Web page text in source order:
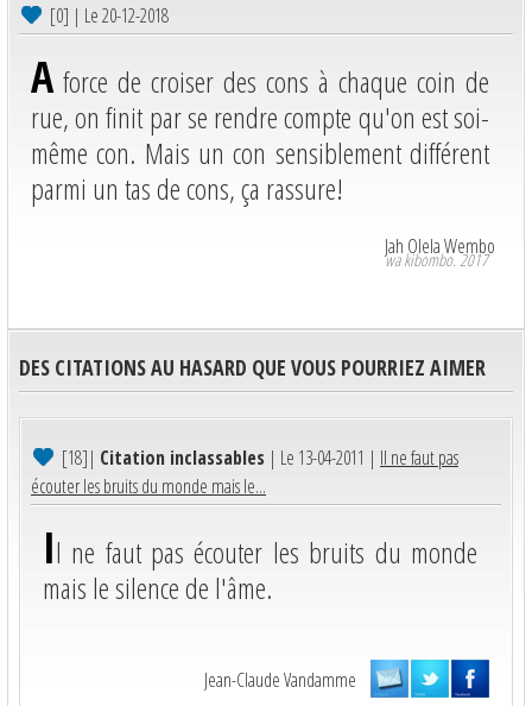
[0] | Le 20-12-2018
Aforce de croiser des cons à chaque coin de
rue, on finit par se rendre compte qu'on est soi-
même con. Mais un con sensiblement différent
parmi un tas de cons, ça rassure!
Jah Olela Wembo
wa kibombo. 2017
DES CITATIONS AU HASARD QUE VOUS POURRIEZ AIMER
[18]| Citation inclassables | Le 13-04-2011 | Il ne faut pas
écouter les bruits du monde mais le...
Il ne faut pas écouter les bruits du monde
mais le silence de l'âme.
Jean-Claude Vandamme